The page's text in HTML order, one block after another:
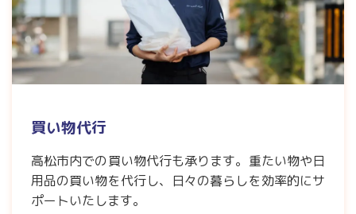
買い物代行
高松市内での買い物代行も承ります。重たい物や日
用品の買い物を代行し、日々の暮らしを効率的にサ
ポートいたします。